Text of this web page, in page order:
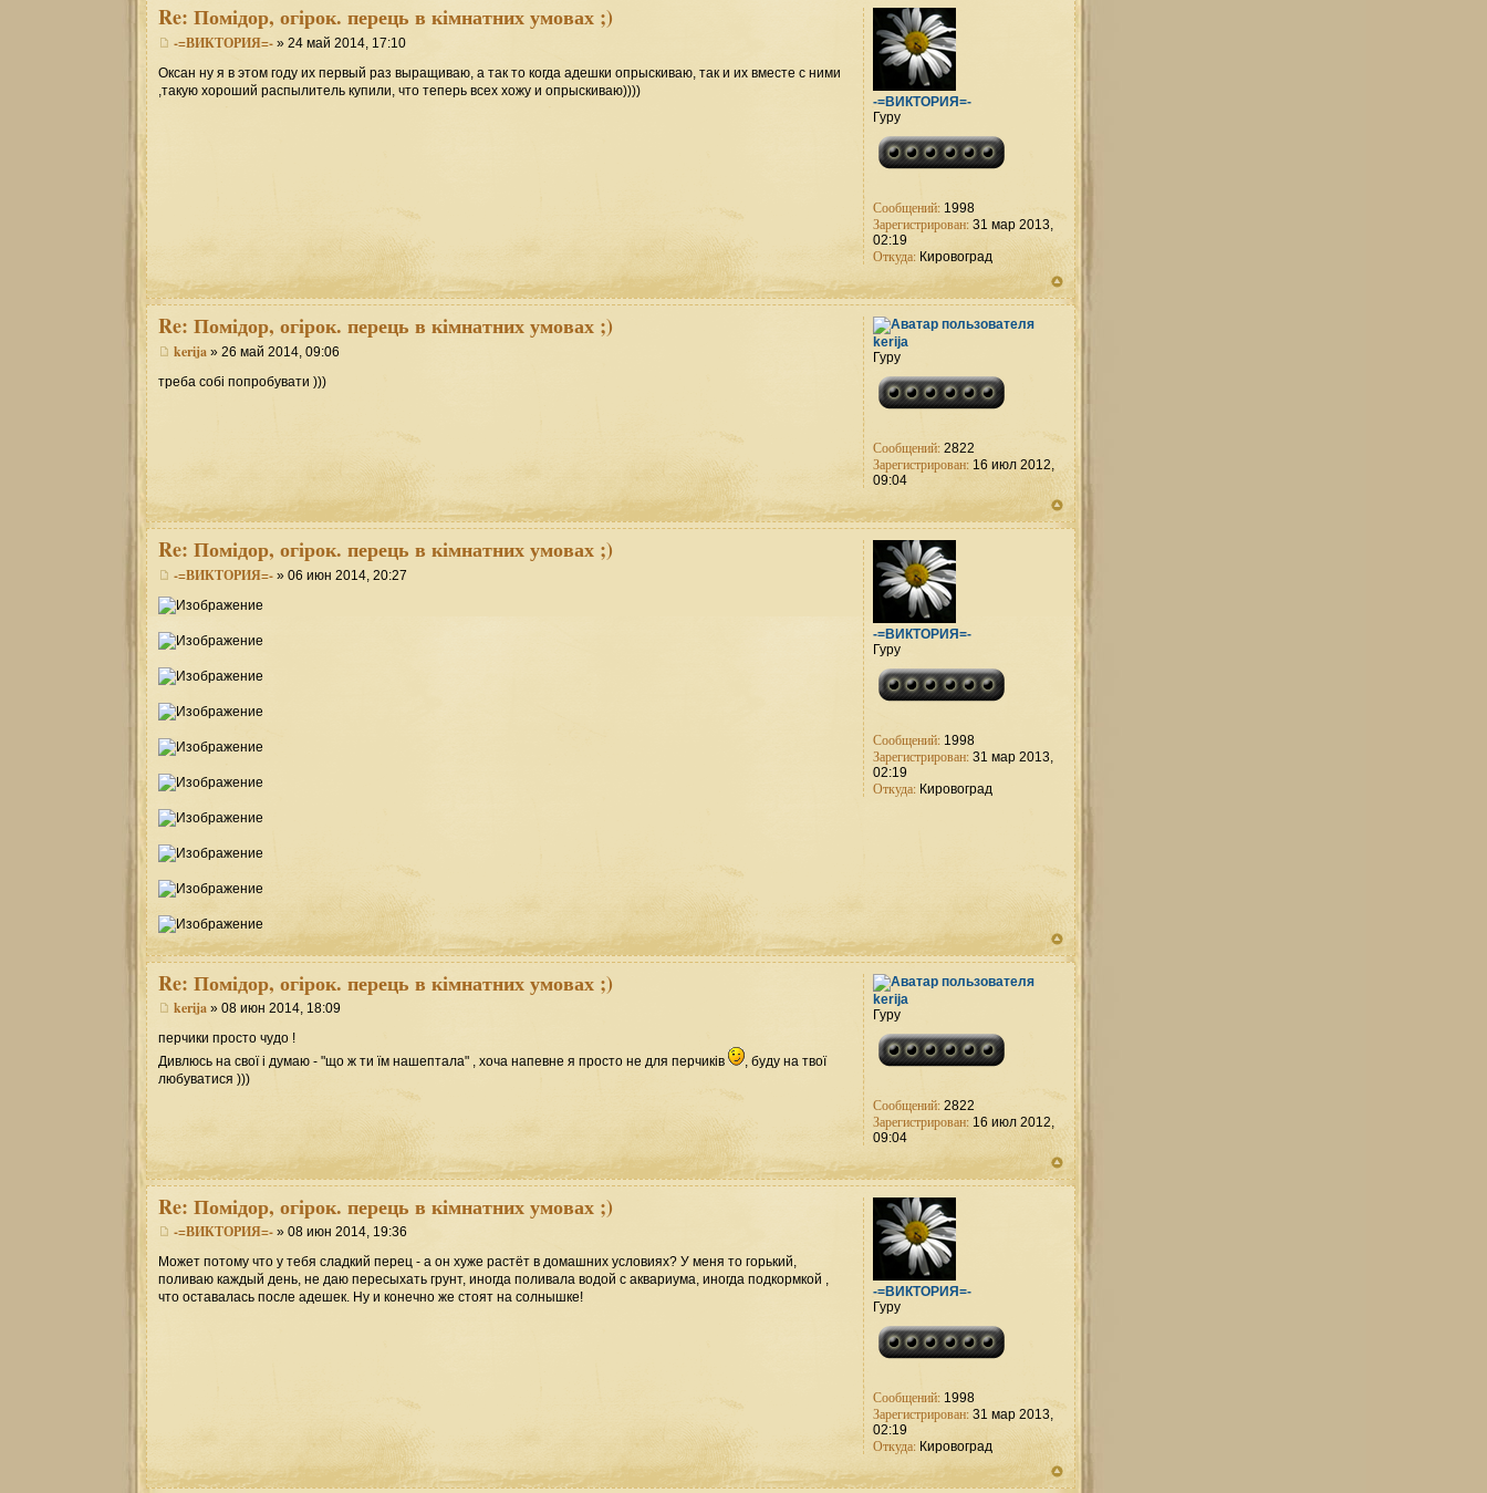
Re: Помідор, огірок. перець в кімнатних умовах ;)
-=ВИКТОРИЯ=- » 24 май 2014, 17:10
Оксан ну я в этом году их первый раз выращиваю, а так то когда адешки опрыскиваю, так и их вместе с ними
,такую хороший распылитель купили, что теперь всех хожу и опрыскиваю))))
-=ВИКТОРИЯ=-
Гуру
Сообщений: 1998
Зарегистрирован: 31 мар 2013,
02:19
Откуда: Кировоград
Re: Помідор, огірок. перець в кімнатних умовах ;)
kerija » 26 май 2014, 09:06
треба собі попробувати )))
kerija
Гуру
Сообщений: 2822
Зарегистрирован: 16 июл 2012,
09:04
Re: Помідор, огірок. перець в кімнатних умовах ;)
-=ВИКТОРИЯ=- » 06 июн 2014, 20:27
-=ВИКТОРИЯ=-
Гуру
Сообщений: 1998
Зарегистрирован: 31 мар 2013,
02:19
Откуда: Кировоград
Re: Помідор, огірок. перець в кімнатних умовах ;)
kerija » 08 июн 2014, 18:09
перчики просто чудо !
Дивлюсь на свої і думаю - "що ж ти їм нашептала" , хоча напевне я просто не для перчиків
, буду на твої
любуватися )))
kerija
Гуру
Сообщений: 2822
Зарегистрирован: 16 июл 2012,
09:04
Re: Помідор, огірок. перець в кімнатних умовах ;)
-=ВИКТОРИЯ=- » 08 июн 2014, 19:36
Может потому что у тебя сладкий перец - а он хуже растёт в домашних условиях? У меня то горький,
поливаю каждый день, не даю пересыхать грунт, иногда поливала водой с аквариума, иногда подкормкой ,
что оставалась после адешек. Ну и конечно же стоят на солнышке!
-=ВИКТОРИЯ=-
Гуру
Сообщений: 1998
Зарегистрирован: 31 мар 2013,
02:19
Откуда: Кировоград